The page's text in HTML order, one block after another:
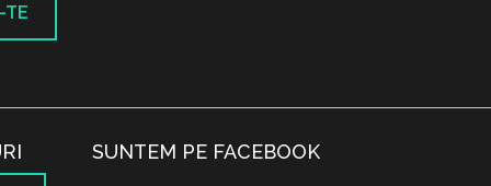
TE
SUNTEM PE FACEBOOK